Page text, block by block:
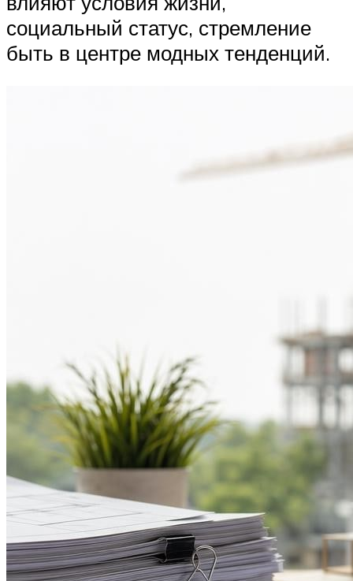
социальный статус, стремление
быть в центре модных тенденций.